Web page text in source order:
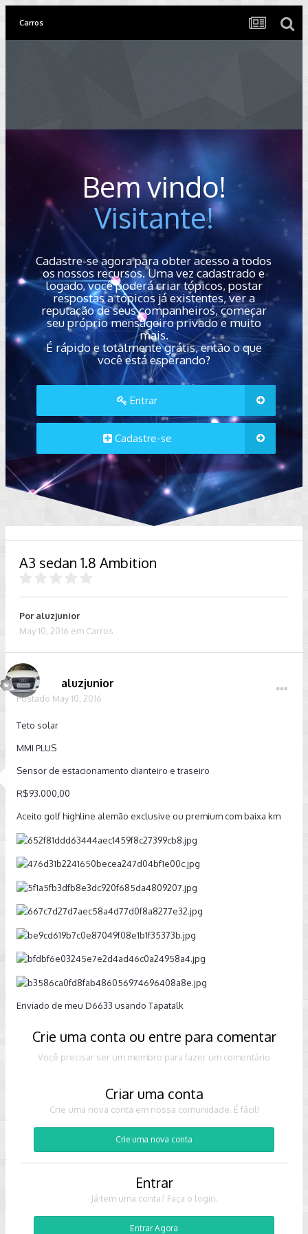
Carros
Bem vindo!
Visitante!
Cadastre-se agora para obter acesso a todos
os nossos recursos. Uma vez cadastrado e
logado, você poderá criar tópicos, postar
respostas a tópicos já existentes, ver a
reputação de seus companheiros, começar
seu próprio mensageiro privado e muito
mais.
É rápido e totalmente grátis, então o que
você está esperando?
Entrar
Cadastre-se
A3 sedan 1.8 Ambition
Por aluzjunior
May 10, 2016 em Carros
aluzjunior
Postado May 10, 2016
Teto solar
MMI PLUS
Sensor de estacionamento dianteiro e traseiro
R$93.000,00
Aceito golf highline alemão exclusive ou premium com baixa km
Enviado de meu D6633 usando Tapatalk
Crie uma conta ou entre para comentar
Você precisar ser um membro para fazer um comentário
Criar uma conta
Crie uma nova conta em nossa comunidade. É fácil!
Crie uma nova conta
Entrar
Já tem uma conta? Faça o login.
Entrar Agora